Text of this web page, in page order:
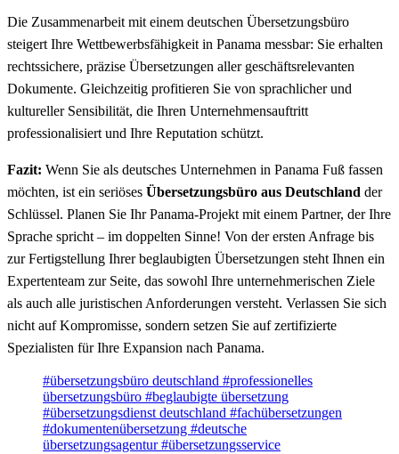
Die Zusammenarbeit mit einem deutschen Übersetzungsbüro
steigert Ihre Wettbewerbsfähigkeit in Panama messbar: Sie erhalten
rechtssichere, präzise Übersetzungen aller geschäftsrelevanten
Dokumente. Gleichzeitig profitieren Sie von sprachlicher und
kultureller Sensibilität, die Ihren Unternehmensauftritt
professionalisiert und Ihre Reputation schützt.
Fazit: Wenn Sie als deutsches Unternehmen in Panama Fuß fassen
möchten, ist ein seriöses Übersetzungsbüro aus Deutschland der
Schlüssel. Planen Sie Ihr Panama-Projekt mit einem Partner, der Ihre
Sprache spricht – im doppelten Sinne! Von der ersten Anfrage bis
zur Fertigstellung Ihrer beglaubigten Übersetzungen steht Ihnen ein
Expertenteam zur Seite, das sowohl Ihre unternehmerischen Ziele
als auch alle juristischen Anforderungen versteht. Verlassen Sie sich
nicht auf Kompromisse, sondern setzen Sie auf zertifizierte
Spezialisten für Ihre Expansion nach Panama.
#übersetzungsbüro deutschland #professionelles
übersetzungsbüro #beglaubigte übersetzung
#übersetzungsdienst deutschland #fachübersetzungen
#dokumentenübersetzung #deutsche
übersetzungsagentur#übersetzungsservice